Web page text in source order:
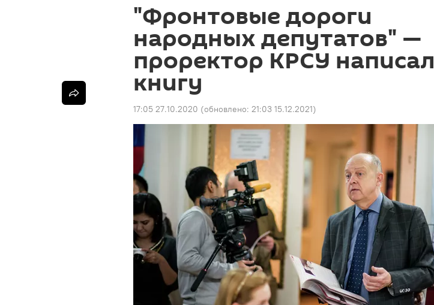
"Фронтовые дороги
народных депутатов" —
проректор КРСУ написал
книгу
17:05 27.10.2020 (обновлено: 21:03 15.12.2021)